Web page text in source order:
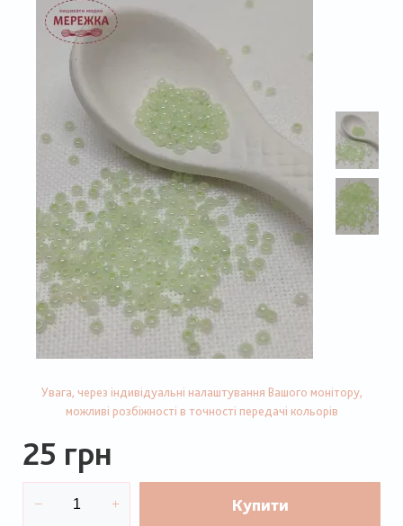
Увага, через індивідуальні налаштування Вашого монітору,
можливі розбіжності в точності передачі кольорів
25 грн
Купити